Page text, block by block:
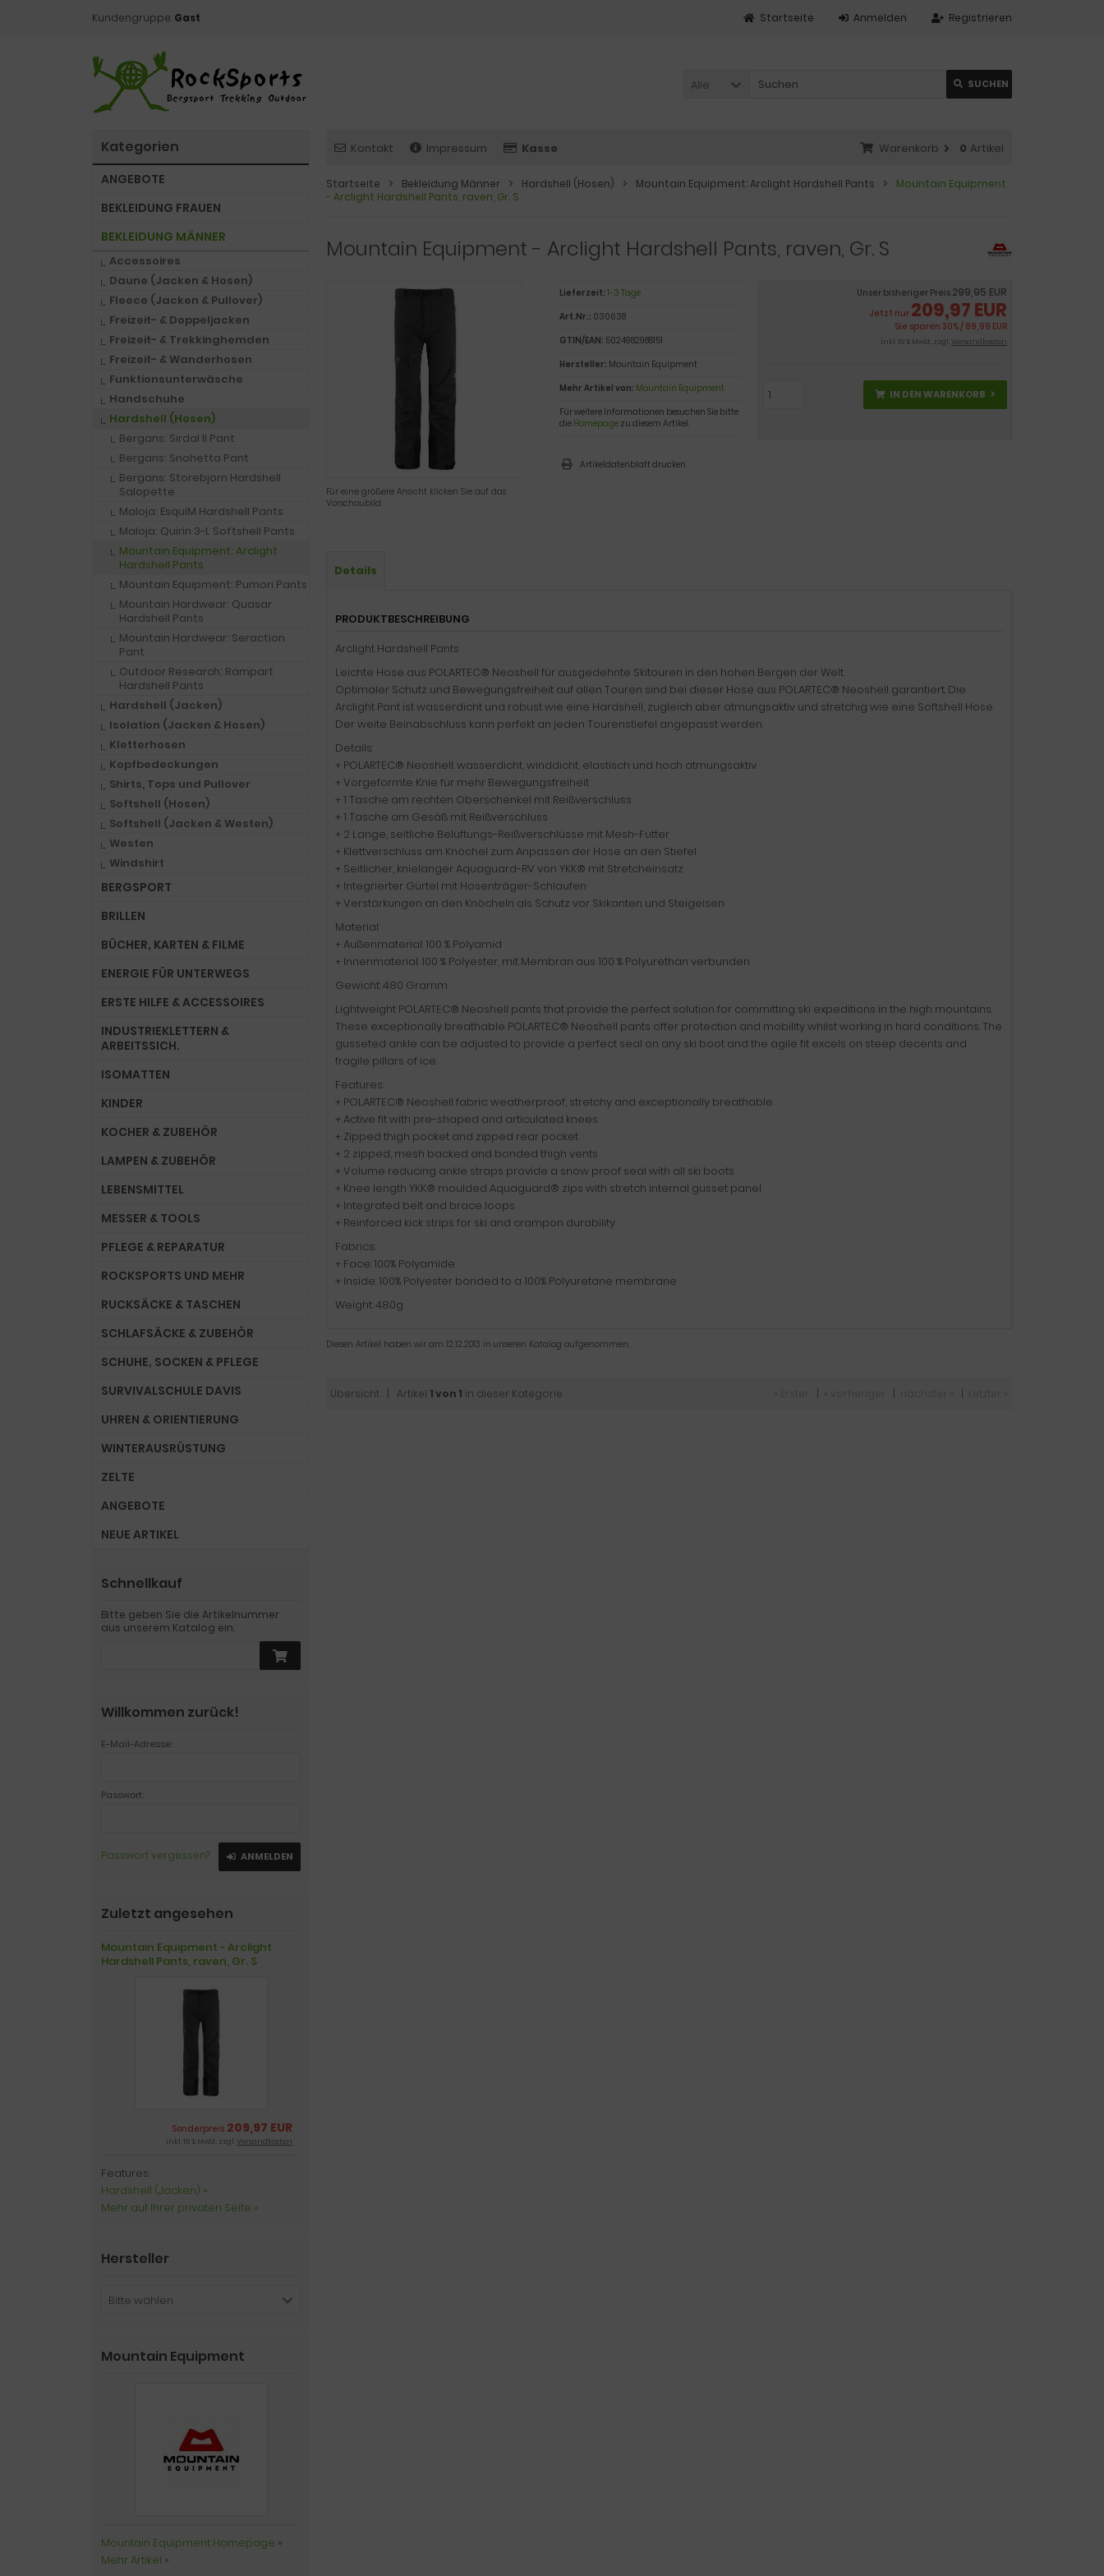
Kundengruppe: Gast Registrieren
Anmelden
Startseite
Alle SUCHEN
Kontakt Impressum Kasse Warenkorb 0 Artikel
Startseite Bekleidung Männer Hardshell (Hosen) Mountain Equipment: Arclight Hardshell Pants
Mountain Equipment
- Arclight Hardshell Pants, raven, Gr. S
Mountain Equipment - Arclight Hardshell Pants, raven, Gr. S
Für eine größere Ansicht klicken Sie auf das
Vorschaubild
Unser bisheriger Preis 299,95 EUR
Jetzt nur 209,97 EUR
Sie sparen 30% / 89,99 EUR
inkl. 19 % MwSt. zzgl.Versandkosten
IN DEN WARENKORB
Lieferzeit: 1-3 Tage
Art.Nr.: 030638
GTIN/EAN: 5024982988151
Hersteller: Mountain Equipment
Mehr Artikel von: Mountain Equipment
Für weitere Informationen besuchen Sie bitte
die Homepagezu diesem Artikel.
Artikeldatenblatt drucken
Details
PRODUKTBESCHREIBUNG
Arclight Hardshell Pants
Leichte Hose aus POLARTEC® Neoshell für ausgedehnte Skitouren in den hohen Bergen der Welt.
Optimaler Schutz und Bewegungsfreiheit auf allen Touren sind bei dieser Hose aus POLARTEC® Neoshell garantiert. Die
Arclight Pant ist wasserdicht und robust wie eine Hardshell, zugleich aber atmungsaktiv und stretchig wie eine Softshell Hose.
Der weite Beinabschluss kann perfekt an jeden Tourenstiefel angepasst werden.
Details:
+ POLARTEC® Neoshell: wasserdicht, winddicht, elastisch und hoch atmungsaktiv
+ Vorgeformte Knie für mehr Bewegungsfreiheit
+ 1 Tasche am rechten Oberschenkel mit Reißverschluss
+ 1 Tasche am Gesäß mit Reißverschluss
+ 2 Lange, seitliche Belüftungs-Reißverschlüsse mit Mesh-Futter
+ Klettverschluss am Knöchel zum Anpassen der Hose an den Stiefel
+ Seitlicher, knielanger Aquaguard-RV von YKK® mit Stretcheinsatz
+ Integrierter Gürtel mit Hosenträger-Schlaufen
+ Verstärkungen an den Knöcheln als Schutz vor Skikanten und Steigeisen
Material:
+ Außenmaterial: 100 % Polyamid
+ Innenmaterial: 100 % Polyester, mit Membran aus 100 % Polyurethan verbunden
Gewicht: 480 Gramm
Lightweight POLARTEC® Neoshell pants that provide the perfect solution for committing ski expeditions in the high mountains.
These exceptionally breathable POLARTEC® Neoshell pants offer protection and mobility whilst working in hard conditions. The
gusseted ankle can be adjusted to provide a perfect seal on any ski boot and the agile fit excels on steep decents and
fragile pillars of ice.
Features:
+ POLARTEC® Neoshell fabric: weatherproof, stretchy and exceptionally breathable
+ Active fit with pre-shaped and articulated knees
+ Zipped thigh pocket and zipped rear pocket
+ 2 zipped, mesh backed and bonded thigh vents
+ Volume reducing ankle straps provide a snow proof seal with all ski boots
+ Knee length YKK® moulded Aquaguard® zips with stretch internal gusset panel
+ Integrated belt and brace loops
+ Reinforced kick strips for ski and crampon durability
Fabrics:
+ Face: 100% Polyamide
+ Inside: 100% Polyester bonded to a 100% Polyuretane membrane
Weight: 480g
Diesen Artikel haben wir am 12.12.2013 in unseren Katalog aufgenommen.
Übersicht | Artikel 1 von 1 in dieser Kategorie
Kategorien
ANGEBOTE
BEKLEIDUNG FRAUEN
BEKLEIDUNG MÄNNER
Accessoires
Daune (Jacken & Hosen)
Fleece (Jacken & Pullover)
Freizeit- & Doppeljacken
Freizeit- & Trekkinghemden
Freizeit- & Wanderhosen
Funktionsunterwäsche
Handschuhe
Hardshell (Hosen)
Bergans: Sirdal II Pant
Bergans: Snohetta Pant
Bergans: Storebjorn Hardshell
Salopette
Maloja: EsquiM Hardshell Pants
Maloja: Quirin 3-L Softshell Pants
Mountain Equipment: Arclight
Hardshell Pants
Mountain Equipment: Pumori Pants
Mountain Hardwear: Quasar
Hardshell Pants
Mountain Hardwear: Seraction
Pant
Outdoor Research: Rampart
Hardshell Pants
Hardshell (Jacken)
Isolation (Jacken & Hosen)
Kletterhosen
Kopfbedeckungen
Shirts, Tops und Pullover
Softshell (Hosen)
Softshell (Jacken & Westen)
Westen
Windshirt
BERGSPORT
BRILLEN
BÜCHER, KARTEN & FILME
ENERGIE FÜR UNTERWEGS
ERSTE HILFE & ACCESSOIRES
INDUSTRIEKLETTERN &
ARBEITSSICH.
ISOMATTEN
KINDER
KOCHER & ZUBEHÖR
LAMPEN & ZUBEHÖR
LEBENSMITTEL
MESSER & TOOLS
PFLEGE & REPARATUR
ROCKSPORTS UND MEHR
RUCKSÄCKE & TASCHEN
SCHLAFSÄCKE & ZUBEHÖR
SCHUHE, SOCKEN & PFLEGE
SURVIVALSCHULE DAVIS
UHREN & ORIENTIERUNG
WINTERAUSRÜSTUNG
ZELTE
ANGEBOTE
NEUE ARTIKEL
Schnellkauf
Bitte geben Sie die Artikelnummer
aus unserem Katalog ein.
Willkommen zurück!
E-Mail-Adresse:
Passwort:
Passwort vergessen? ANMELDEN
Zuletzt angesehen
Mountain Equipment - Arclight
Hardshell Pants, raven, Gr. S
Sonderpreis 209,97 EUR
inkl. 19 % MwSt. zzgl.Versandkosten
Features:
Hardshell (Jacken) »
Mehr auf Ihrer privaten Seite »
Hersteller
Bitte wählen
Mountain Equipment
Mountain Equipment Homepage »
Mehr Artikel »